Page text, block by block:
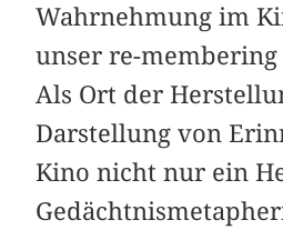
Wahrnehmung im
unser re-membering
Als Ort der
Darstellung von
Kino nicht nur ein